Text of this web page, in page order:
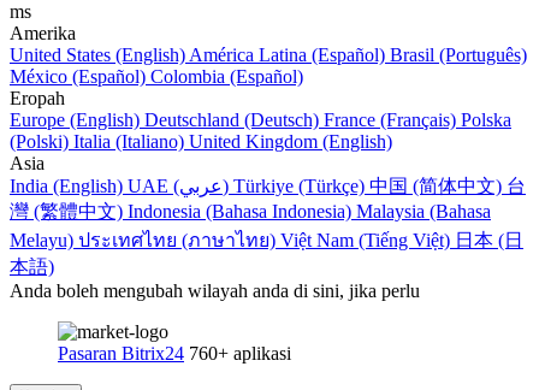
ms
Amerika
United States (English) América Latina (Español) Brasil (Português)
México (Español) Colombia (Español)
Eropah
Europe (English) Deutschland (Deutsch) France (Français) Polska
(Polski) Italia (Italiano) United Kingdom (English)
Asia
India (English)
UAE (عربي) Türkiye (Türkçe) 中国 (简体中文) 台
灣 (繁體中文) Indonesia (Bahasa Indonesia) Malaysia (Bahasa
Melayu) ประเทศไทย (ภาษาไทย) Việt Nam (Tiếng Việt) 日本 (日
本語)
Anda boleh mengubah wilayah anda di sini, jika perlu
Pasaran Bitrix24 760+ aplikasi